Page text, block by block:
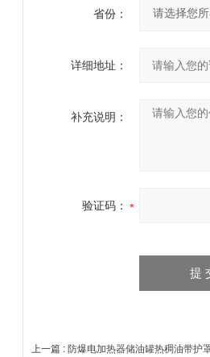
省份：
详细地址：
补充说明：
验证码：
上一篇 : 防爆电加热器储油罐热稠油带护